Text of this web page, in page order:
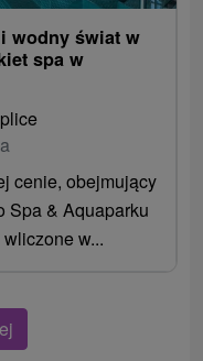
wodny świat w
spa w
cenie, obejmujący
Spa & Aquaparku
w...